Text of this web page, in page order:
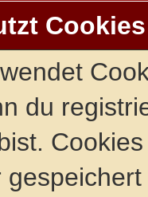
Cookies
du